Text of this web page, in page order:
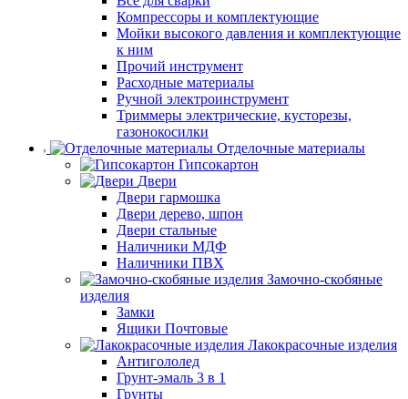
Компрессоры и комплектующие
Мойки высокого давления и комплектующие
к ним
Прочий инструмент
Расходные материалы
Ручной электроинструмент
Триммеры электрические, кусторезы,
газонокосилки
Отделочные материалы
Гипсокартон
Двери
Двери гармошка
Двери дерево, шпон
Двери стальные
Наличники МДФ
Наличники ПВХ
Замочно-скобяные
изделия
Замки
Ящики Почтовые
Лакокрасочные изделия
Антигололед
Грунт-эмаль 3 в 1
Грунты